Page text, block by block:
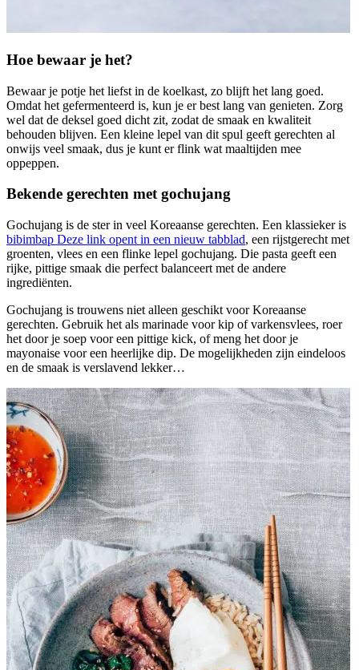
Hoe bewaar je het?
Bewaar je potje het liefst in de koelkast, zo blijft het lang goed.
Omdat het gefermenteerd is, kun je er best lang van genieten. Zorg
wel dat de deksel goed dicht zit, zodat de smaak en kwaliteit
behouden blijven. Een kleine lepel van dit spul geeft gerechten al
onwijs veel smaak, dus je kunt er flink wat maaltijden mee
oppeppen.
Bekende gerechten met gochujang
Gochujang is de ster in veel Koreaanse gerechten. Een klassieker is
bibimbap Deze link opent in een nieuw tabblad, een rijstgerecht met
groenten, vlees en een flinke lepel gochujang. Die pasta geeft een
rijke, pittige smaak die perfect balanceert met de andere
ingrediënten.
Gochujang is trouwens niet alleen geschikt voor Koreaanse
gerechten. Gebruik het als marinade voor kip of varkensvlees, roer
het door je soep voor een pittige kick, of meng het door je
mayonaise voor een heerlijke dip. De mogelijkheden zijn eindeloos
en de smaak is verslavend lekker…